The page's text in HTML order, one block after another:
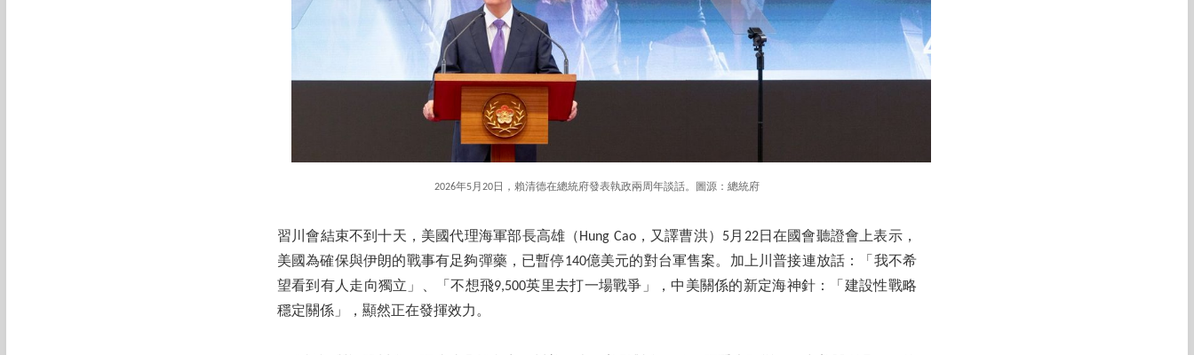
2026年5月20日，賴清德在總統府發表執政兩周年談話。圖源：總統府
習川會結束不到十天，美國代理海軍部長高雄（Hung Cao，又譯曹洪）5月22日在國會聽證會上表示，
美國為確保與伊朗的戰事有足夠彈藥，已暫停140億美元的對台軍售案。加上川普接連放話：「我不希
望看到有人走向獨立」、「不想飛9,500英里去打一場戰爭」，中美關係的新定海神針：「建設性戰略
穩定關係」，顯然正在發揮效力。